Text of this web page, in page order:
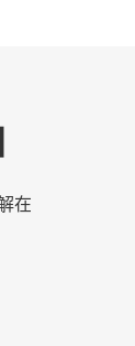
在